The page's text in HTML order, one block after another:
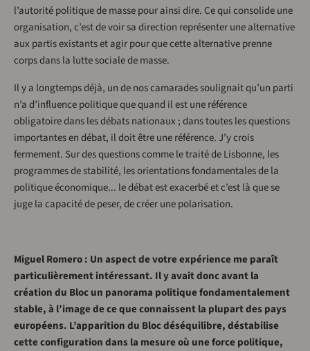
l’autorité politique de masse pour ainsi dire. Ce qui consolide une
organisation, c’est de voir sa direction représenter une alternative
aux partis existants et agir pour que cette alternative prenne
corps dans la lutte sociale de masse.
Il y a longtemps déjà, un de nos camarades soulignait qu’un parti
n’a d’influence politique que quand il est une référence
obligatoire dans les débats nationaux ; dans toutes les questions
importantes en débat, il doit être une référence. J’y crois
fermement. Sur des questions comme le traité de Lisbonne, les
programmes de stabilité, les orientations fondamentales de la
politique économique... le débat est exacerbé et c’est là que se
juge la capacité de peser, de créer une polarisation.
Miguel Romero : Un aspect de votre expérience me paraît
particulièrement intéressant. Il y avait donc avant la
création du Bloc un panorama politique fondamentalement
stable, à l’image de ce que connaissent la plupart des pays
européens. L’apparition du Bloc déséquilibre, déstabilise
cette configuration dans la mesure où une force politique,